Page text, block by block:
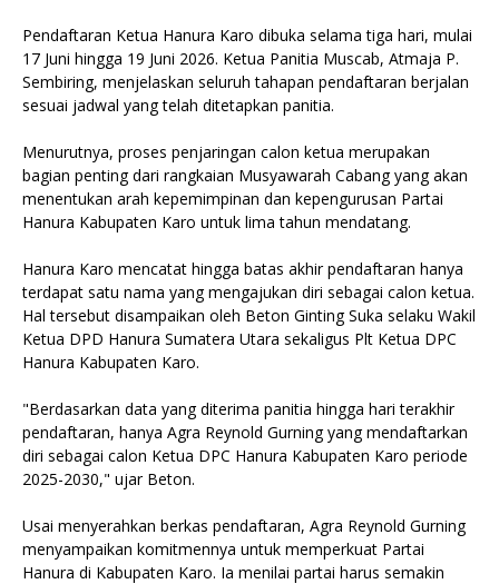
Pendaftaran Ketua Hanura Karo dibuka selama tiga hari, mulai
17 Juni hingga 19 Juni 2026. Ketua Panitia Muscab, Atmaja P.
Sembiring, menjelaskan seluruh tahapan pendaftaran berjalan
sesuai jadwal yang telah ditetapkan panitia.
Menurutnya, proses penjaringan calon ketua merupakan
bagian penting dari rangkaian Musyawarah Cabang yang akan
menentukan arah kepemimpinan dan kepengurusan Partai
Hanura Kabupaten Karo untuk lima tahun mendatang.
Hanura Karo mencatat hingga batas akhir pendaftaran hanya
terdapat satu nama yang mengajukan diri sebagai calon ketua.
Hal tersebut disampaikan oleh Beton Ginting Suka selaku Wakil
Ketua DPD Hanura Sumatera Utara sekaligus Plt Ketua DPC
Hanura Kabupaten Karo.
"Berdasarkan data yang diterima panitia hingga hari terakhir
pendaftaran, hanya Agra Reynold Gurning yang mendaftarkan
diri sebagai calon Ketua DPC Hanura Kabupaten Karo periode
2025-2030," ujar Beton.
Usai menyerahkan berkas pendaftaran, Agra Reynold Gurning
menyampaikan komitmennya untuk memperkuat Partai
Hanura di Kabupaten Karo. Ia menilai partai harus semakin